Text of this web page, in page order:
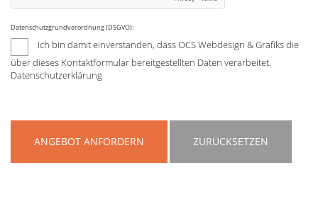
Datenschutzgrundverordnung (DSGVO):
Ich bin damit einverstanden, dass OCS Webdesign & Grafiks die
über dieses Kontaktformular bereitgestellten Daten verarbeitet.
Datenschutzerklärung
ANGEBOT ANFORDERN ZURÜCKSETZEN